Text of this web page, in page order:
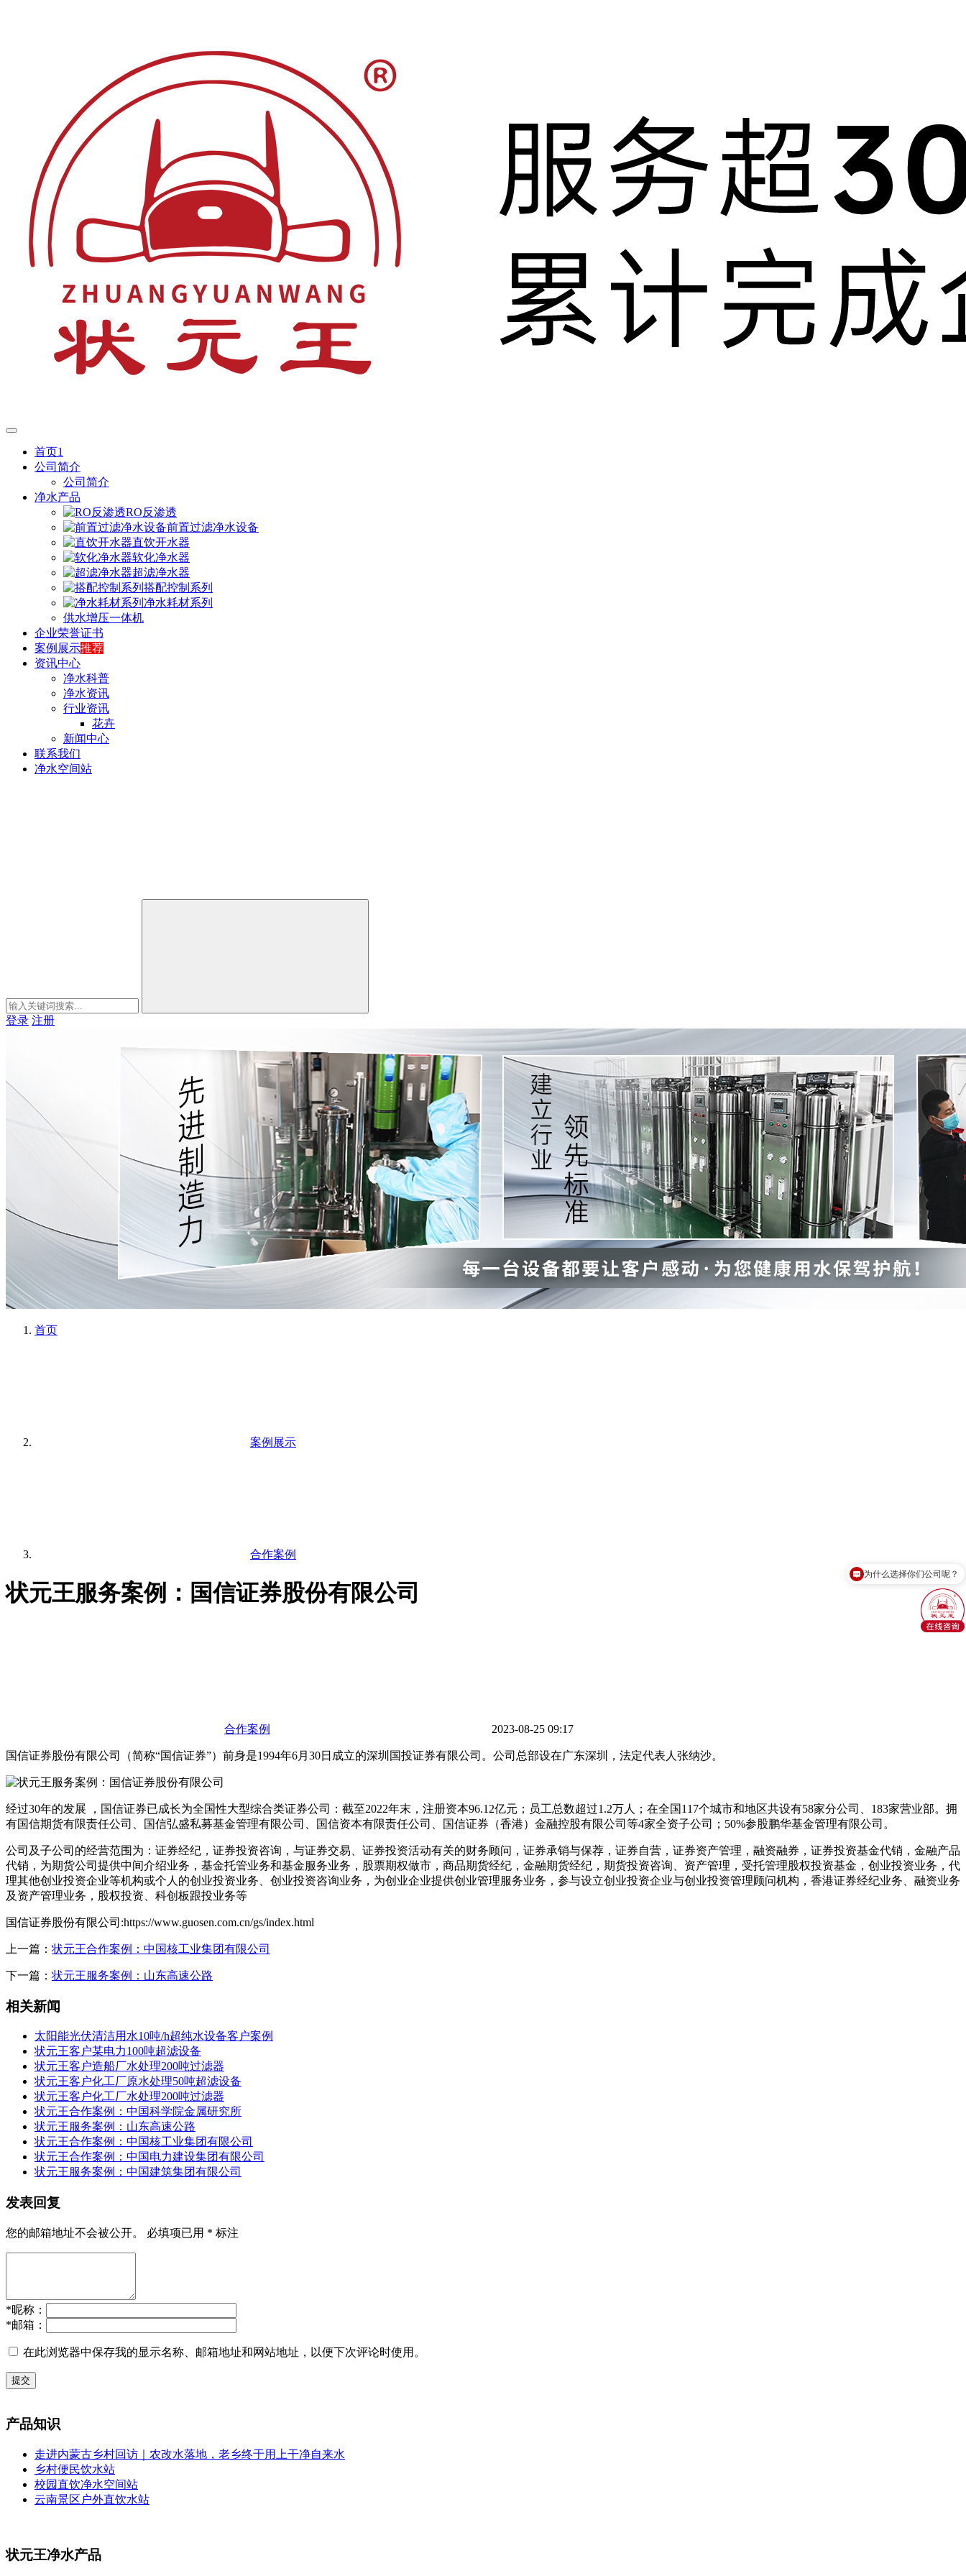
首页1
公司简介
公司简介
净水产品
RO反渗透
前置过滤净水设备
直饮开水器
软化净水器
超滤净水器
搭配控制系列
净水耗材系列
供水增压一体机
企业荣誉证书
案例展示推荐
资讯中心
净水科普
净水资讯
行业资讯
花卉
新闻中心
联系我们
净水空间站
登录 注册
首页
案例展示
合作案例
状元王服务案例：国信证券股份有限公司
合作案例 2023-08-25 09:17
国信证券股份有限公司（简称“国信证券”）前身是1994年6月30日成立的深圳国投证券有限公司。公司总部设在广东深圳，法定代表人张纳沙。
经过30年的发展 ，国信证券已成长为全国性大型综合类证券公司：截至2022年末，注册资本96.12亿元；员工总数超过1.2万人；在全国117个城市和地区共设有58家分公司、183家营业部。拥
有国信期货有限责任公司、国信弘盛私募基金管理有限公司、国信资本有限责任公司、国信证券（香港）金融控股有限公司等4家全资子公司；50%参股鹏华基金管理有限公司。
公司及子公司的经营范围为：证券经纪，证券投资咨询，与证券交易、证券投资活动有关的财务顾问，证券承销与保荐，证券自营，证券资产管理，融资融券，证券投资基金代销，金融产品
代销，为期货公司提供中间介绍业务，基金托管业务和基金服务业务，股票期权做市，商品期货经纪，金融期货经纪，期货投资咨询、资产管理，受托管理股权投资基金，创业投资业务，代
理其他创业投资企业等机构或个人的创业投资业务、创业投资咨询业务，为创业企业提供创业管理服务业务，参与设立创业投资企业与创业投资管理顾问机构，香港证券经纪业务、融资业务
及资产管理业务，股权投资、科创板跟投业务等
国信证券股份有限公司:https://www.guosen.com.cn/gs/index.html
上一篇： 状元王合作案例：中国核工业集团有限公司
下一篇： 状元王服务案例：山东高速公路
相关新闻
太阳能光伏清洁用水10吨/h超纯水设备客户案例
状元王客户某电力100吨超滤设备
状元王客户造船厂水处理200吨过滤器
状元王客户化工厂原水处理50吨超滤设备
状元王客户化工厂水处理200吨过滤器
状元王合作案例：中国科学院金属研究所
状元王服务案例：山东高速公路
状元王合作案例：中国核工业集团有限公司
状元王合作案例：中国电力建设集团有限公司
状元王服务案例：中国建筑集团有限公司
发表回复
您的邮箱地址不会被公开。 必填项已用 * 标注
*昵称：
*邮箱：
在此浏览器中保存我的显示名称、邮箱地址和网站地址，以便下次评论时使用。
提交
产品知识
走进内蒙古乡村回访｜农改水落地，老乡终于用上干净自来水
乡村便民饮水站
校园直饮净水空间站
云南景区户外直饮水站
状元王净水产品
现在有优惠活动吗